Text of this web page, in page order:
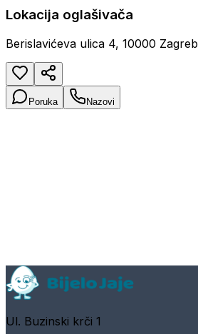
Lokacija oglašivača
Berislavićeva ulica 4, 10000 Zagreb
Poruka Nazovi
Ul. Buzinski krči 1